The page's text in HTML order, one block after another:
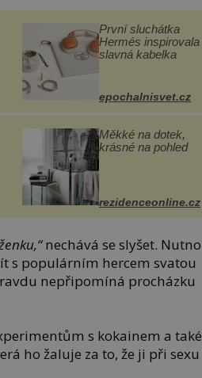
První sluchátka
Hermés inspirovala
slavná kabelka
epochalnisvet.cz
Měkké na dotek,
krásné na pohled
rezidenceonline.cz
nechává se slyšet. Nutno
s populárním hercem svatou
nepřipomíná procházku
s kokainem a také
ho žaluje za to, že ji při sexu